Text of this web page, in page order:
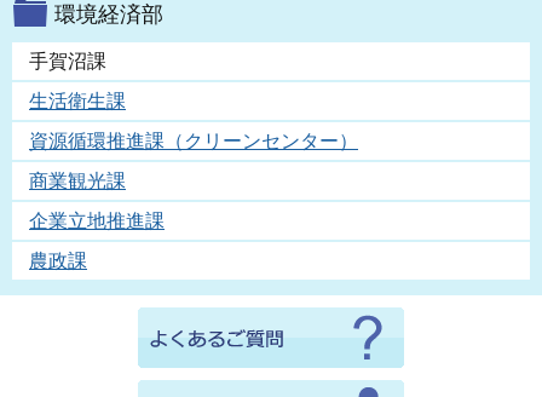
環境経済部
手賀沼課
生活衛生課
資源循環推進課（クリーンセンター）
商業観光課
企業立地推進課
農政課